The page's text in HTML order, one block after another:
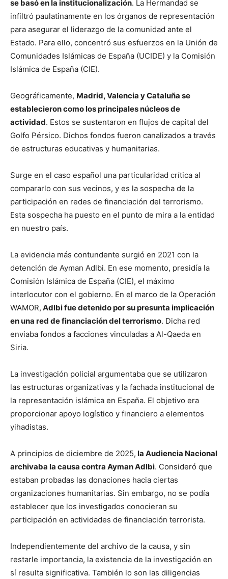
se basó en la institucionalización. La Hermandad se
infiltró paulatinamente en los órganos de representación
para asegurar el liderazgo de la comunidad ante el
Estado. Para ello, concentró sus esfuerzos en la Unión de
Comunidades Islámicas de España (UCIDE) y la Comisión
Islámica de España (CIE).
Geográficamente, Madrid, Valencia y Cataluña se
establecieron como los principales núcleos de
actividad. Estos se sustentaron en flujos de capital del
Golfo Pérsico. Dichos fondos fueron canalizados a través
de estructuras educativas y humanitarias.
Surge en el caso español una particularidad crítica al
compararlo con sus vecinos, y es la sospecha de la
participación en redes de financiación del terrorismo.
Esta sospecha ha puesto en el punto de mira a la entidad
en nuestro país.
La evidencia más contundente surgió en 2021 con la
detención de Ayman Adlbi. En ese momento, presidía la
Comisión Islámica de España (CIE), el máximo
interlocutor con el gobierno. En el marco de la Operación
WAMOR, Adlbi fue detenido por su presunta implicación
en una red de financiación del terrorismo. Dicha red
enviaba fondos a facciones vinculadas a Al-Qaeda en
Siria.
La investigación policial argumentaba que se utilizaron
las estructuras organizativas y la fachada institucional de
la representación islámica en España. El objetivo era
proporcionar apoyo logístico y financiero a elementos
yihadistas.
A principios de diciembre de 2025, la Audiencia Nacional
archivaba la causa contra Ayman Adlbi. Consideró que
estaban probadas las donaciones hacia ciertas
organizaciones humanitarias. Sin embargo, no se podía
establecer que los investigados conocieran su
participación en actividades de financiación terrorista.
Independientemente del archivo de la causa, y sin
restarle importancia, la existencia de la investigación en
sí resulta significativa. También lo son las diligencias